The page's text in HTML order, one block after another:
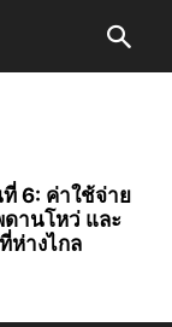
6: ค่าใช้จ่าย
ดานโหว่ และ
ห่างไกล